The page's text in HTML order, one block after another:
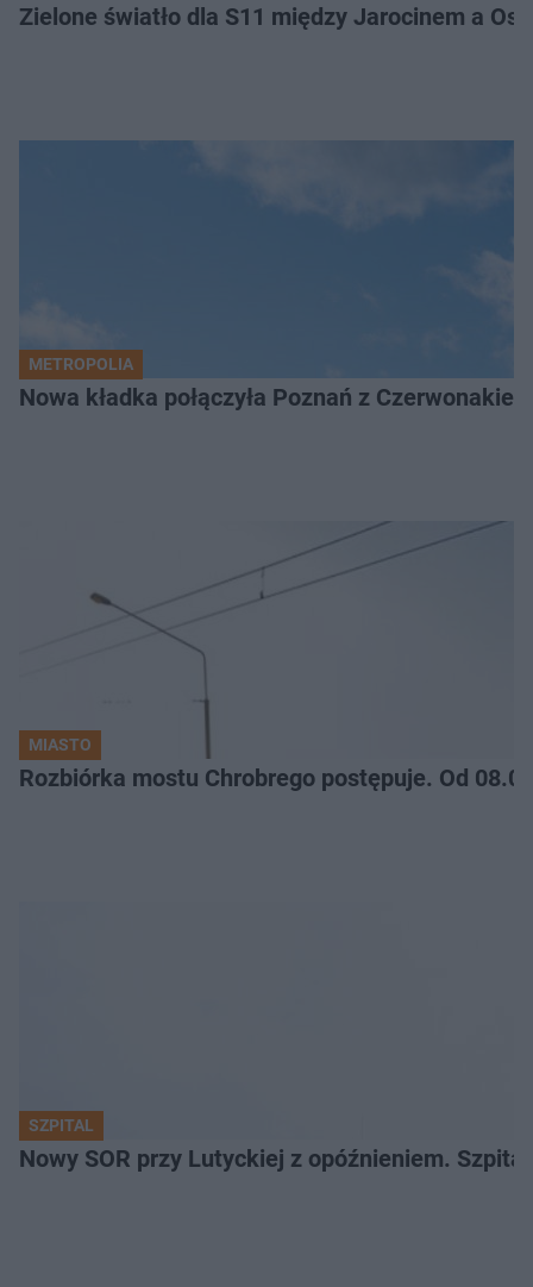
Zielone światło dla S11 między Jarocinem a
METROPOLIA
Nowa kładka połączyła Poznań z
MIASTO
Rozbiórka mostu Chrobrego postępuje. Od
SZPITAL
Nowy SOR przy Lutyckiej z opóźnieniem.